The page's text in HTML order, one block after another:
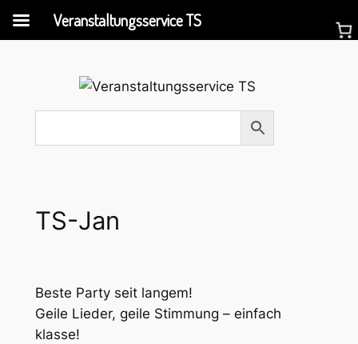
TS-Jan
Beste Party seit langem!
Geile Lieder, geile Stimmung – einfach
klasse!
Veranstaltungsservice TS